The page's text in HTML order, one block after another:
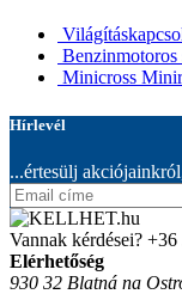
Minicross
Hírlevél
...értesülj
Vannak kérdései? +36
Elérhetőség
930 32 Blatná na